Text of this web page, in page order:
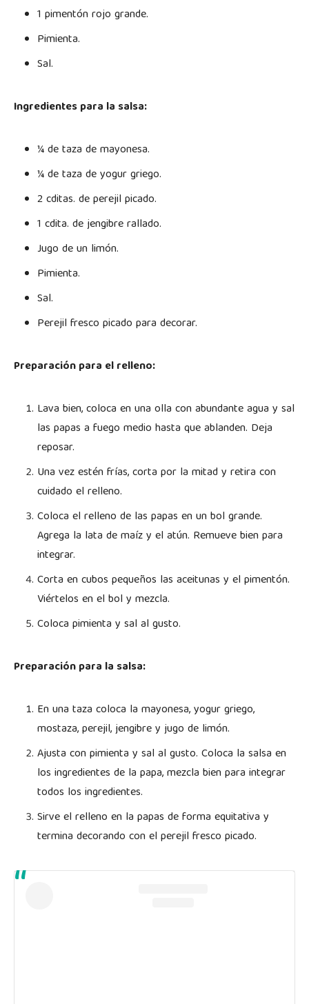
1 pimentón rojo grande.
Pimienta.
Sal.
Ingredientes para la salsa:
¼ de taza de mayonesa.
¼ de taza de yogur griego.
2 cditas. de perejil picado.
1 cdita. de jengibre rallado.
Jugo de un limón.
Pimienta.
Sal.
Perejil fresco picado para decorar.
Preparación para el relleno:
Lava bien, coloca en una olla con abundante agua y sal
las papas a fuego medio hasta que ablanden. Deja
reposar.
Una vez estén frías, corta por la mitad y retira con
cuidado el relleno.
Coloca el relleno de las papas en un bol grande.
Agrega la lata de maíz y el atún. Remueve bien para
integrar.
Corta en cubos pequeños las aceitunas y el pimentón.
Viértelos en el bol y mezcla.
Coloca pimienta y sal al gusto.
Preparación para la salsa:
En una taza coloca la mayonesa, yogur griego,
mostaza, perejil, jengibre y jugo de limón.
Ajusta con pimienta y sal al gusto. Coloca la salsa en
los ingredientes de la papa, mezcla bien para integrar
todos los ingredientes.
Sirve el relleno en la papas de forma equitativa y
termina decorando con el perejil fresco picado.